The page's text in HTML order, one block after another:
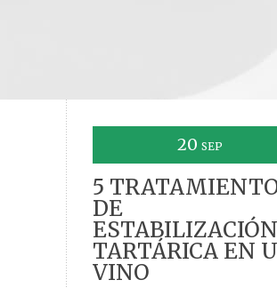
20 SEP
5
DE
ESTABILIZACIÓN
TARTÁRICA EN
VINO